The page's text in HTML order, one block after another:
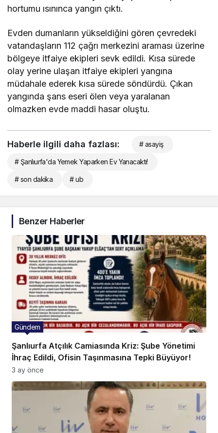
hortumu ısınınca yangın çıktı.
Evden dumanların yükseldiğini gören çevredeki
vatandaşların 112 çağrı merkezini araması üzerine
bölgeye itfaiye ekipleri sevk edildi. Kısa sürede
olay yerine ulaşan itfaiye ekipleri yangına
müdahale ederek kısa sürede söndürdü. Çıkan
yangında şans eseri ölen veya yaralanan
olmazken evde maddi hasar oluştu.
Haberle ilgili daha fazlası: # asayiş
# Şanlıurfa'da Yemek Yaparken Ev Yanacaktı!
# son dakika # ub
Benzer Haberler
Şanlıurfa Atçılık Camiasında Kriz: Şube Yönetimi
İhraç Edildi, Ofisin Taşınmasına Tepki Büyüyor!
Gündem
3 ay önce